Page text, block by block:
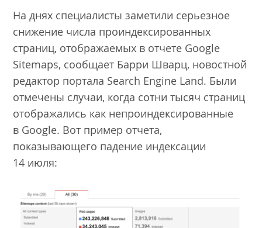
На днях специалисты заметили серьезное
снижение числа проиндексированных
страниц, отображаемых в отчете Google
Sitemaps, сообщает Барри Шварц, новостной
редактор портала Search Engine Land. Были
отмечены случаи, когда сотни тысяч страниц
отображались как непроиндексированные
в Google. Вот пример отчета,
показывающего падение индексации
14 июля: